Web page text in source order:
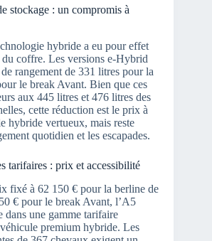
stockage : un compromis à
hybride a eu pour effet
coffre. Les versions e-Hybrid
rangement de 331 litres pour la
le break Avant. Bien que ces
aux 445 litres et 476 litres des
cette réduction est le prix à
hybride vertueux, mais reste
quotidien et les escapades.
tarifaires : prix et accessibilité
fixé à 62 150 € pour la berline de
€ pour le break Avant, l’A5
dans une gamme tarifaire
premium hybride. Les